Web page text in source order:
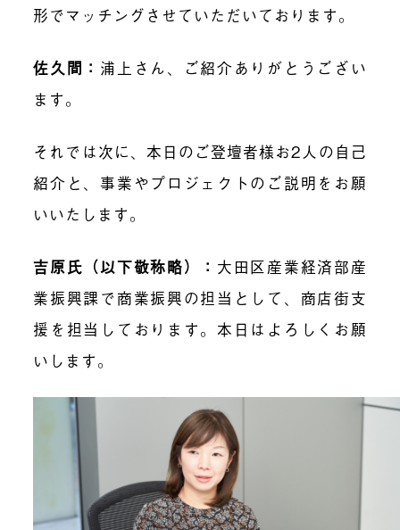
形でマッチングさせていただいております。
佐久間： 浦上さん、ご紹介ありがとうござい
ます。
それでは次に、本日のご登壇者様お2人の自己
紹介と、事業やプロジェクトのご説明をお願
いいたします。
吉原氏（以下敬称略）： 大田区産業経済部産
業振興課で商業振興の担当として、商店街支
援を担当しております。本日はよろしくお願
いします。